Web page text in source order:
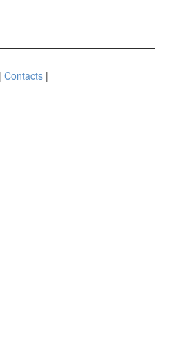
| Contacts |